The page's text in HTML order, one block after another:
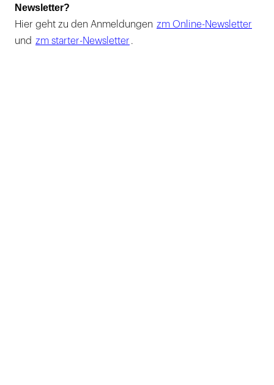
Newsletter?
Hier geht zu den Anmeldungen zm Online-Newsletter
und zm starter-Newsletter .